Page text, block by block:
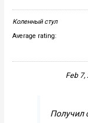
Коленный стул
Average rating:
Feb 7,
Получил